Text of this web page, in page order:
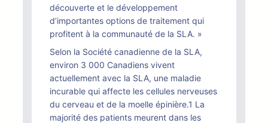
découverte et le développement
d’importantes options de traitement qui
profitent à la communauté de la SLA. »
Selon la Société canadienne de la SLA,
environ 3 000 Canadiens vivent
actuellement avec la SLA, une maladie
incurable qui affecte les cellules nerveuses
du cerveau et de la moelle épinière.1 La
majorité des patients meurent dans les